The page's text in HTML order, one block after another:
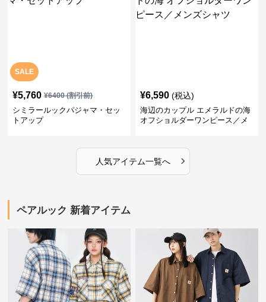
SALE
¥5,760 ¥6400(割引前)
シミラールックパジャマ・セッ
トアップ
¥6,590 (税込)
海辺のカップル エメラルドの海
オフショルダーワンピース／メ
人気アイテム一覧へ ›
ペアルック 新着アイテム